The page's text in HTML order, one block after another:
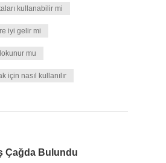
kullanabilir mi
iyi gelir mi
mu
için nasıl kullanılır
Çağda Bulundu